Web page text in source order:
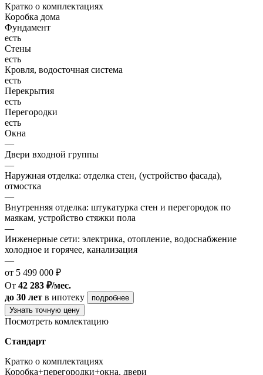
Кратко о комплектациях
Коробка дома
Фундамент
есть
Стены
есть
Кровля, водосточная система
есть
Перекрытия
есть
Перегородки
есть
Окна
—
Двери входной группы
—
Наружная отделка: отделка стен, (устройство фасада),
отмостка
—
Внутренняя отделка: штукатурка стен и перегородок по
маякам, устройство стяжки пола
—
Инженерные сети: электрика, отопление, водоснабжение
холодное и горячее, канализация
—
от 5 499 000 ₽
От 42 283 ₽/мес.
до 30 лет в ипотеку
подробнее
Узнать точную цену
Посмотреть комлектацию
Стандарт
Кратко о комплектациях
Коробка+перегородки+окна, двери